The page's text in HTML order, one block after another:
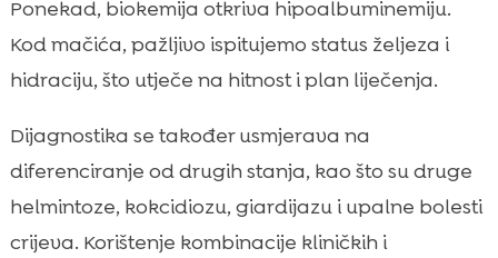
Ponekad, biokemija otkriva hipoalbuminemiju.
Kod mačića, pažljivo ispitujemo status željeza i
hidraciju, što utječe na hitnost i plan liječenja.
Dijagnostika se također usmjerava na
diferenciranje od drugih stanja, kao što su druge
helmintoze, kokcidiozu, giardijazu i upalne bolesti
crijeva. Korištenje kombinacije kliničkih i